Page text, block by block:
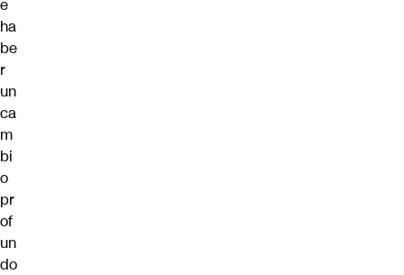
e
ha
be
r
un
ca
m
bi
o
pr
of
un
do